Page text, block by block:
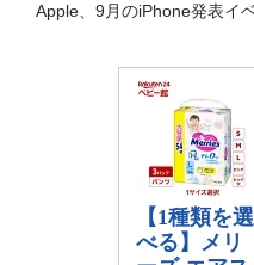
Apple、9月のiPhone発表イ